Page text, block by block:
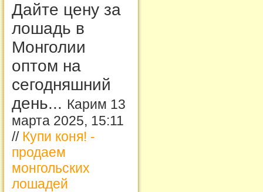
Дайте цену за
лошадь в
Монголии
оптом на
сегодняшний
день... Карим 13
марта 2025, 15:11
// Купи коня! -
продаем
монгольских
лошадей